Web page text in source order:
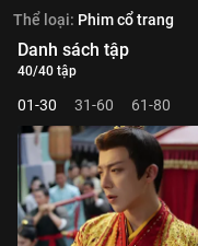
Thể loại: Phim cổ trang
Danh sách tập
40/40 tập
01-30 31-60 61-80